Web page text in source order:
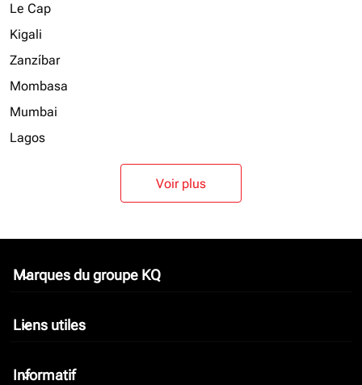
Le Cap
Kigali
Zanzíbar
Mombasa
Mumbai
Lagos
Voir plus
Marques du groupe KQ
keyboard_arrow_down
Liens utiles
keyboard_arrow_down
Informatif
keyboard_arrow_down